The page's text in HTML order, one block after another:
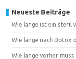
Neueste Beiträge
Wie lange ist ein steril
Wie lange nach Botox
Wie lange vorher